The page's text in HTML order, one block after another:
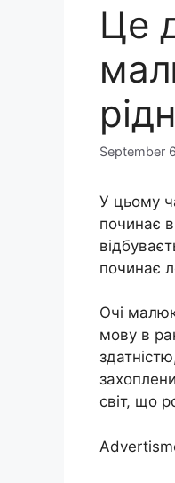
Це
September
У цьому
починає
починає
Очі
мову в
світ, що